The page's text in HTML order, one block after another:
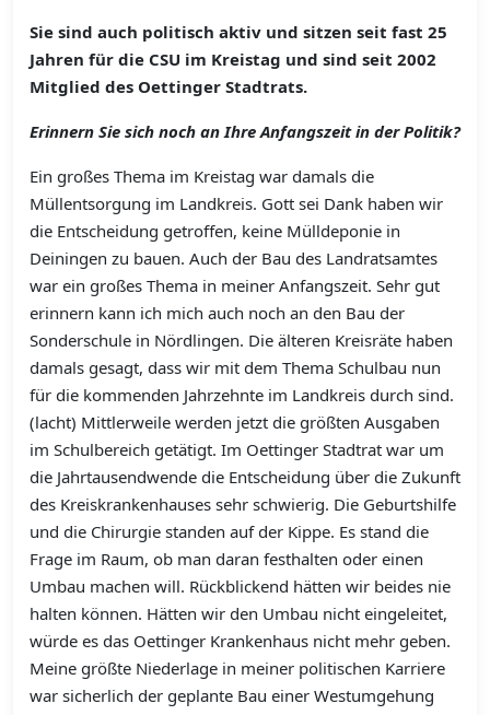
Sie sind auch politisch aktiv und sitzen seit fast 25
Jahren für die CSU im Kreistag und sind seit 2002
Mitglied des Oettinger Stadtrats.
Erinnern Sie sich noch an Ihre Anfangszeit in der Politik?
Ein großes Thema im Kreistag war damals die
Müllentsorgung im Landkreis. Gott sei Dank haben wir
die Entscheidung getroffen, keine Mülldeponie in
Deiningen zu bauen. Auch der Bau des Landratsamtes
war ein großes Thema in meiner Anfangszeit. Sehr gut
erinnern kann ich mich auch noch an den Bau der
Sonderschule in Nördlingen. Die älteren Kreisräte haben
damals gesagt, dass wir mit dem Thema Schulbau nun
für die kommenden Jahrzehnte im Landkreis durch sind.
(lacht) Mittlerweile werden jetzt die größten Ausgaben
im Schulbereich getätigt. Im Oettinger Stadtrat war um
die Jahrtausendwende die Entscheidung über die Zukunft
des Kreiskrankenhauses sehr schwierig. Die Geburtshilfe
und die Chirurgie standen auf der Kippe. Es stand die
Frage im Raum, ob man daran festhalten oder einen
Umbau machen will. Rückblickend hätten wir beides nie
halten können. Hätten wir den Umbau nicht eingeleitet,
würde es das Oettinger Krankenhaus nicht mehr geben.
Meine größte Niederlage in meiner politischen Karriere
war sicherlich der geplante Bau einer Westumgehung